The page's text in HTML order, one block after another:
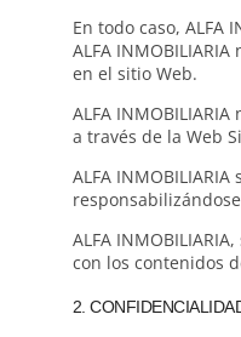
En todo caso,
ALFA
en el sitio Web.
ALFA
a través de la Web
ALFA
ALFA
con los contenidos
2.